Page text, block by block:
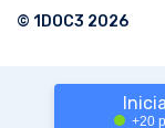
+20
© 1DOC3 2026